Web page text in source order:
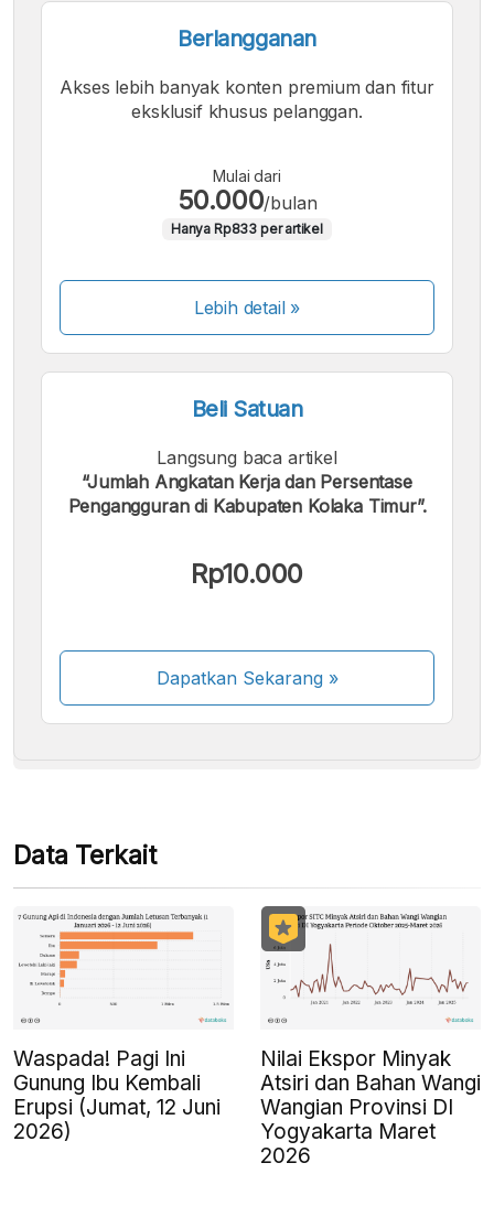
Berlangganan
Akses lebih banyak konten premium dan fitur
eksklusif khusus pelanggan.
Mulai dari
50.000/bulan
Hanya Rp833 per artikel
Lebih detail »
Beli Satuan
Langsung baca artikel
“Jumlah Angkatan Kerja dan Persentase
Pengangguran di Kabupaten Kolaka Timur”.
Rp10.000
Dapatkan Sekarang»
Beberapa metode pembayaran masih dalam
Data Terkait
Waspada! Pagi Ini
Gunung Ibu Kembali
Erupsi (Jumat, 12 Juni
2026)
Nilai Ekspor Minyak
Atsiri dan Bahan Wangi
Wangian Provinsi DI
Yogyakarta Maret
2026